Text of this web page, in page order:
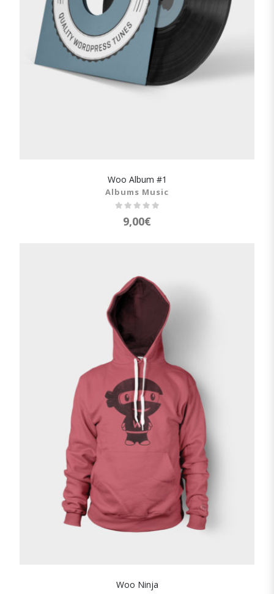
SHOW DETAILS
Woo Album #1
Albums Music
9,00€
SHOW DETAILS
Woo Ninja